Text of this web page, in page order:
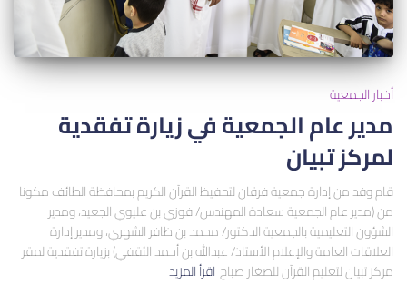
أخبار الجمعية
مدير عام الجمعية في زيارة تفقدية
لمركز تبيان
قام وفد من إدارة جمعية فرقان لتحفيظ القرآن الكريم بمحافظة الطائف مكونا
من (مدير عام الجمعية سعادة المهندس/ فوزي بن عليوي الجعيد، ومدير
الشؤون التعليمية بالجمعية الدكتور/ محمد بن ظافر الشهري، ومدير إدارة
العلاقات العامة والإعلام الأستاذ/ عبدالله بن أحمد الثقفي) بزيارة تفقدية لمقر
مركز تبيان لتعليم القرآن للصغار صباح اقرأ المزيد